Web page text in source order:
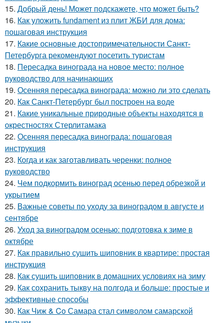
15. Добрый день! Может подскажете, что может быть?
16. Как уложить fundament из плит ЖБИ для дома:
пошаговая инструкция
17. Какие основные достопримечательности Санкт-
Петербурга рекомендуют посетить туристам
18. Пересадка винограда на новое место: полное
руководство для начинающих
19. Осенняя пересадка винограда: можно ли это сделать
20. Как Санкт-Петербург был построен на воде
21. Какие уникальные природные объекты находятся в
окрестностях Стерлитамака
22. Осенняя пересадка винограда: пошаговая
инструкция
23. Когда и как заготавливать черенки: полное
руководство
24. Чем подкормить виноград осенью перед обрезкой и
укрытием
25. Важные советы по уходу за виноградом в августе и
сентябре
26. Уход за виноградом осенью: подготовка к зиме в
октябре
27. Как правильно сушить шиповник в квартире: простая
инструкция
28. Как сушить шиповник в домашних условиях на зиму
29. Как сохранить тыкву на полгода и больше: простые и
эффективные способы
30. Как Чиж & Co Самара стал символом самарской